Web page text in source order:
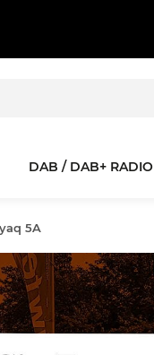
DAB / DAB+ RADIO
5A